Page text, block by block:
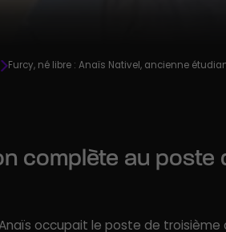
Furcy, né libre : Anaïs Nativel, ancienne
complète au
occupait le poste de